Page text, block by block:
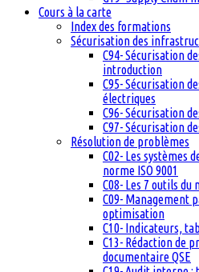
Cours à la carte
Index des formations
Sécurisation des
C94- Sécurisation
introduction
C95- Sécurisation
électriques
C96- Sécurisation
C97- Sécurisation
Résolution de problèmes
C02- Les systèmes
norme ISO 9001
C08- Les 7 outils
C09- Management
optimisation
C10- Indicateurs,
C13- Rédaction de
documentaire QSE